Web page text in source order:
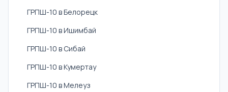
ГРПШ-10 в Белорецк
ГРПШ-10 в Ишимбай
ГРПШ-10 в Сибай
ГРПШ-10 в Кумертау
ГРПШ-10 в Мелеуз